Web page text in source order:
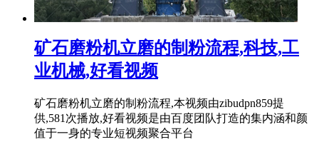
矿石磨粉机立磨的制粉流程,科技,工
业机械,好看视频
矿石磨粉机立磨的制粉流程,本视频由zibudpn859提
供,581次播放,好看视频是由百度团队打造的集内涵和颜
值于一身的专业短视频聚合平台